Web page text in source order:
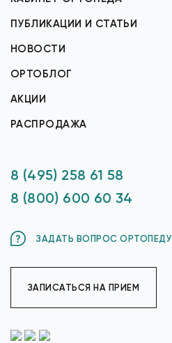
ПУБЛИКАЦИИ И СТАТЬИ
НОВОСТИ
ОРТОБЛОГ
АКЦИИ
РАСПРОДАЖА
8 (495) 258 61 58
8 (800) 600 60 34
ЗАДАТЬ ВОПРОС ОРТОПЕДУ
ЗАПИСАТЬСЯ НА ПРИЕМ